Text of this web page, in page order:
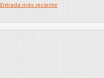
Entrada más reciente